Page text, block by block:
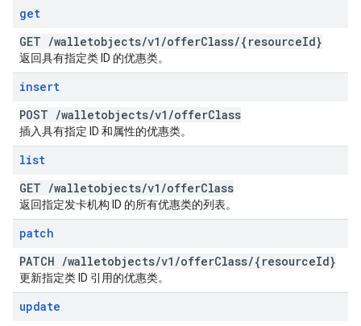
get
GET /walletobjects/v1 /offerClass/{resourceId}
返回具有指定类 ID 的优惠类。
insert
POST /walletobjects/v1 /offerClass
插入具有指定 ID 和属性的优惠类。
list
GET /walletobjects/v1 /offerClass
返回指定发卡机构 ID 的所有优惠类的列表。
patch
PATCH /walletobjects/v1 /offerClass/{resourceId}
更新指定类 ID 引用的优惠类。
update